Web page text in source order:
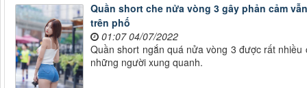
Quần short che nửa vòng 3 gây phản cảm
trên phố
01:07 04/07/2022
Quần short ngắn quá nửa vòng 3 được rất
những người xung quanh.